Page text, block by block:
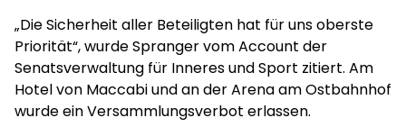
„Die Sicherheit aller Beteiligten hat für uns oberste
Priorität“, wurde Spranger vom Account der
Senatsverwaltung für Inneres und Sport zitiert. Am
Hotel von Maccabi und an der Arena am Ostbahnhof
wurde ein Versammlungsverbot erlassen.